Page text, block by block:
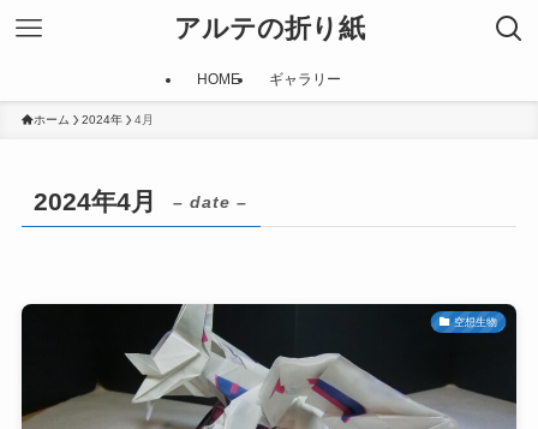
アルテの折り紙
HOME ギャラリー
ホーム 2024年 4月
2024年4月 – date –
空想生物